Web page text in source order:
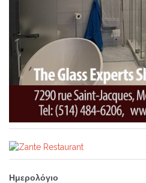
Ημερολόγιο